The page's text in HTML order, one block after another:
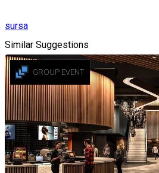
sursa
Similar Suggestions
GROUP EVENT